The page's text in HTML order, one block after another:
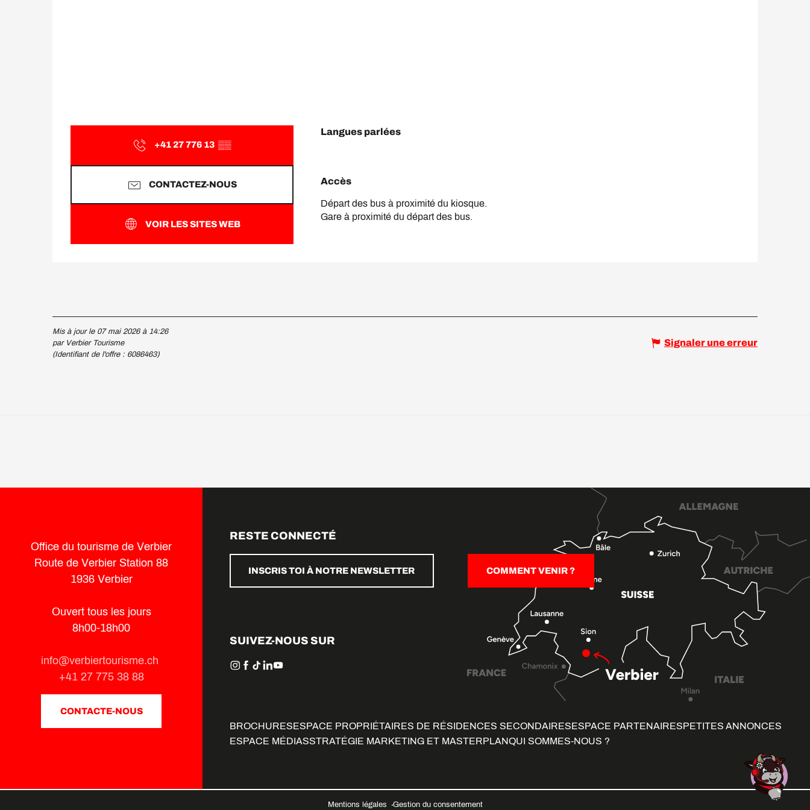
+41 27 776 13 ▒▒
CONTACTEZ-NOUS
VOIR LES SITES WEB
Langues parlées
Langues parlées
Accès
Accès
Départ des bus à proximité du kiosque.
Gare à proximité du départ des bus.
Mis à jour le 07 mai 2026 à 14:26
par Verbier Tourisme
(Identifiant de l'offre : 6086463)
Signaler une erreur
Office du tourisme de Verbier
Route de Verbier Station 88
1936 Verbier
Ouvert tous les jours
8h00-18h00
info@verbiertourisme.ch
+41 27 775 38 88
CONTACTE-NOUS
RESTE CONNECTÉ
INSCRIS TOI À NOTRE NEWSLETTER COMMENT VENIR ?
SUIVEZ-NOUS SUR
BROCHURESESPACE PROPRIÉTAIRES DE RÉSIDENCES SECONDAIRESESPACE PARTENAIRESPETITES ANNONCES
ESPACE MÉDIASSTRATÉGIE MARKETING ET MASTERPLANQUI SOMMES-NOUS ?
Mentions légales Gestion du consentement